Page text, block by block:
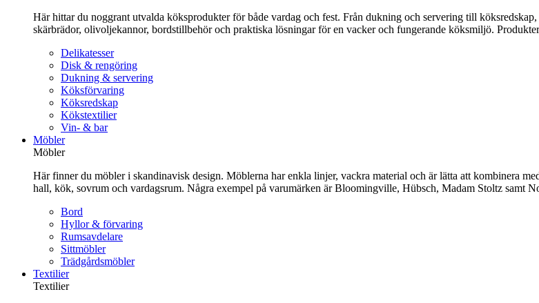
Här hittar du noggrant utvalda köksprodukter för både vardag och fest. Från dukning och servering till
skärbrädor, olivoljekannor, bordstillbehör och praktiska lösningar för en vacker och fungerande köksmiljö.
Delikatesser
Disk & rengöring
Dukning & servering
Köksförvaring
Köksredskap
Kökstextilier
Vin- & bar
Möbler
Möbler
Här finner du möbler i skandinavisk design. Möblerna har enkla linjer, vackra material och är lätta att kombinera
hall, kök, sovrum och vardagsrum. Några exempel på varumärken är Bloomingville, Hübsch, Madam Stoltz samt
Bord
Hyllor & förvaring
Rumsavdelare
Sittmöbler
Trädgårdsmöbler
Textilier
Textilier